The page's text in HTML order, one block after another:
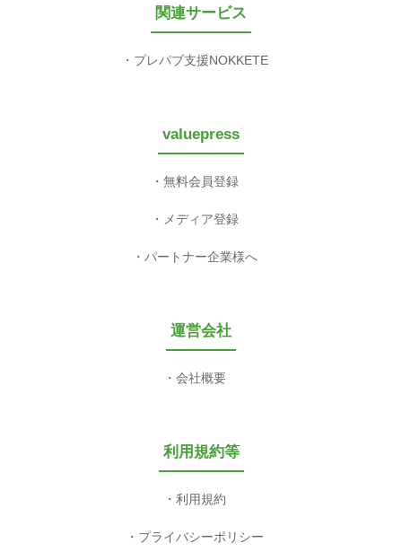
関連サービス
プレパブ支援NOKKETE
valuepress
無料会員登録
メディア登録
パートナー企業様へ
運営会社
会社概要
利用規約等
利用規約
プライバシーポリシー